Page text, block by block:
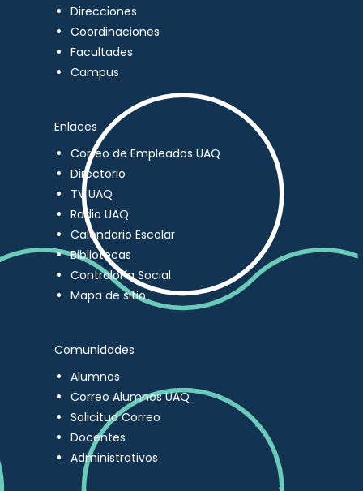
Direcciones
Coordinaciones
Facultades
Campus
Enlaces
Correo de Empleados UAQ
Directorio
TV UAQ
Radio UAQ
Calendario Escolar
Bibliotecas
Contraloría Social
Mapa de sitio
Comunidades
Alumnos
Correo Alumnos UAQ
Solicitud Correo
Docentes
Administrativos